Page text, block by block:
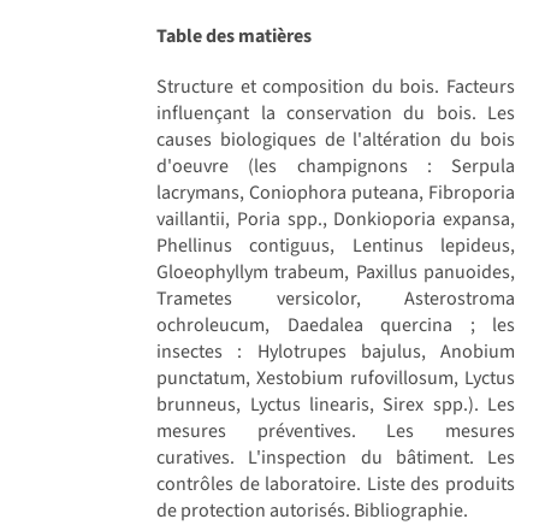
Table des matières
Structure et composition du bois. Facteurs
influençant la conservation du bois. Les
causes biologiques de l'altération du bois
d'oeuvre (les champignons : Serpula
lacrymans, Coniophora puteana, Fibroporia
vaillantii, Poria spp., Donkioporia expansa,
Phellinus contiguus, Lentinus lepideus,
Gloeophyllym trabeum, Paxillus panuoides,
Trametes versicolor, Asterostroma
ochroleucum, Daedalea quercina ; les
insectes : Hylotrupes bajulus, Anobium
punctatum, Xestobium rufovillosum, Lyctus
brunneus, Lyctus linearis, Sirex spp.). Les
mesures préventives. Les mesures
curatives. L'inspection du bâtiment. Les
contrôles de laboratoire. Liste des produits
de protection autorisés. Bibliographie.